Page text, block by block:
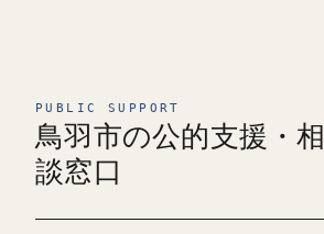
PUBLIC SUPPORT
鳥羽市の公的支援・相
談窓口